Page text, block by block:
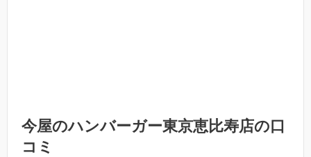
今屋のハンバーガー東京恵比寿店の口
コミ